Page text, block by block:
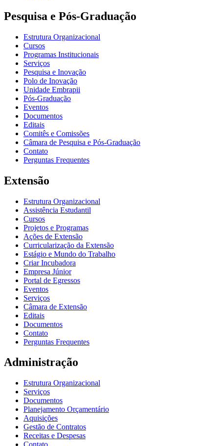
Pesquisa e Pós-Graduação
Estrutura Organizacional
Cursos
Programas Institucionais
Serviços
Pesquisa e Inovação
Polo de Inovação
Unidade Embrapii
Pós-Graduação
Eventos
Documentos
Editais
Comitês e Comissões
Câmara de Pesquisa e Pós-Graduação
Contato
Perguntas Frequentes
Extensão
Estrutura Organizacional
Assistência Estudantil
Cursos
Projetos e Programas
Ações de Extensão
Curricularização da Extensão
Estágio e Mundo do Trabalho
Criar Incubadora
Empresa Júnior
Portal de Egressos
Eventos
Serviços
Câmara de Extensão
Editais
Documentos
Contato
Perguntas Frequentes
Administração
Estrutura Organizacional
Serviços
Documentos
Planejamento Orçamentário
Aquisições
Gestão de Contratos
Receitas e Despesas